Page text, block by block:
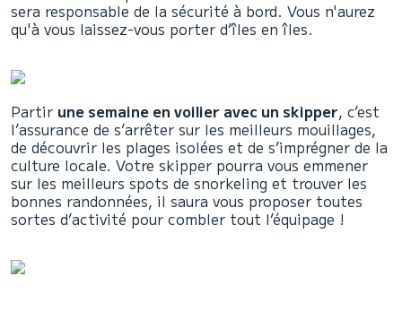
sera responsable de la sécurité à bord. Vous n'aurez
qu'à vous laissez-vous porter d’îles en îles.
Partir une semaine en voilier avec un skipper, c’est
l’assurance de s’arrêter sur les meilleurs mouillages,
de découvrir les plages isolées et de s’imprégner de la
culture locale. Votre skipper pourra vous emmener
sur les meilleurs spots de snorkeling et trouver les
bonnes randonnées, il saura vous proposer toutes
sortes d’activité pour combler tout l’équipage !